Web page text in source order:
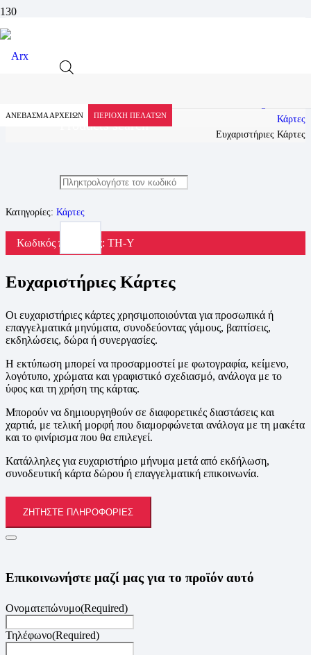
Products search
ΑΝΕΒΑΣΜΑ ΑΡΧΕΙΩΝ ΠΕΡΙΟΧΗ ΠΕΛΑΤΩΝ
Προϊόν
Κάρτες
Ευχαριστήριες Κάρτες
Κατηγορίες: Κάρτες
Κωδικός προϊόντος: TH-Y
Ευχαριστήριες Κάρτες
Οι ευχαριστήριες κάρτες χρησιμοποιούνται για προσωπικά ή
επαγγελματικά μηνύματα, συνοδεύοντας γάμους, βαπτίσεις,
εκδηλώσεις, δώρα ή συνεργασίες.
Η εκτύπωση μπορεί να προσαρμοστεί με φωτογραφία, κείμενο,
λογότυπο, χρώματα και γραφιστικό σχεδιασμό, ανάλογα με το
ύφος και τη χρήση της κάρτας.
Μπορούν να δημιουργηθούν σε διαφορετικές διαστάσεις και
χαρτιά, με τελική μορφή που διαμορφώνεται ανάλογα με τη μακέτα
και το φινίρισμα που θα επιλεγεί.
Κατάλληλες για ευχαριστήριο μήνυμα μετά από εκδήλωση,
συνοδευτική κάρτα δώρου ή επαγγελματική επικοινωνία.
ΖΗΤΉΣΤΕ ΠΛΗΡΟΦΟΡΊΕΣ
Επικοινωνήστε μαζί μας για το προϊόν αυτό
Ονοματεπώνυμο(Required)
Τηλέφωνο(Required)